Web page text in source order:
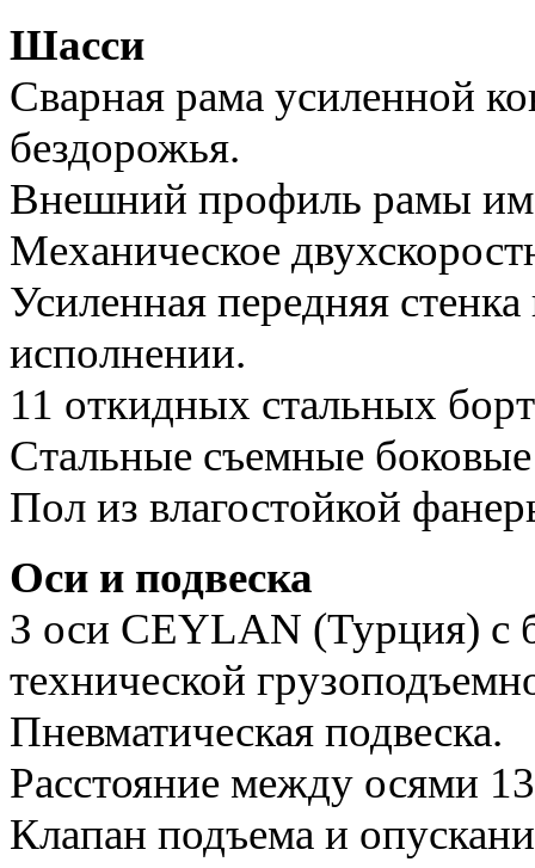
Шасси
Сварная рама усиленной
бездорожья.
Внешний профиль рамы
Механическое
Усиленная передняя
исполнении.
11 откидных стальных
Стальные съемные
Пол из влагостойкой
Оси и подвеска
З оси CEYLAN (Турция) с
технической
Пневматическая подвеска.
Расстояние между осями
Клапан подъема и